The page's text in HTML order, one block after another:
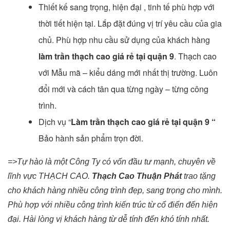
Thiết kế sang trọng, hiện đại , tinh tế phù hợp với
thời tiết hiện tại. Lắp đặt đúng vị trí yêu cầu của gia
chủ. Phù hợp nhu cầu sử dụng của khách hàng
làm trần thạch cao giá rẻ tại quận 9. Thạch cao
với Mẫu mã – kiểu dáng mới nhất thị trường. Luôn
đổi mới và cách tân qua từng ngày – từng công
trình.
Dịch vụ “Làmtrần thạch cao giá rẻ tại quận 9 “
Bảo hành sản phẩm trọn đời.
=>Tự hào là một Công Ty có vốn đầu tư mạnh, chuyên về
lĩnh vực THẠCH CAO. Thạch Cao Thuận Pháttrao tặng
cho khách hàng nhiều công trình đẹp, sang trọng cho mình.
Phù hợp với nhiều công trình kiến trúc từ cổ điển đến hiện
đại. Hài lòng vị khách hàng từ dễ tính đến khó tính nhất.